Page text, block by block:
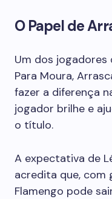
O Papel de
Um dos jogadores
Para Moura,
fazer a diferença
jogador brilhe e
o título.
A expectativa de
acredita que, com
Flamengo pode